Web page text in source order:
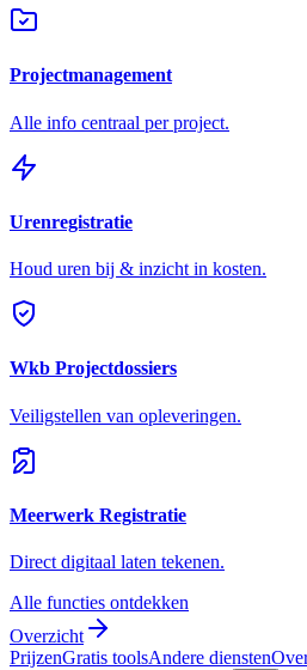
Projectmanagement
Alle info centraal per project.
Urenregistratie
Houd uren bij & inzicht in kosten.
Wkb Projectdossiers
Veiligstellen van opleveringen.
Meerwerk Registratie
Direct digitaal laten tekenen.
Alle functies ontdekken
Overzicht
PrijzenGratis toolsAndere diensten